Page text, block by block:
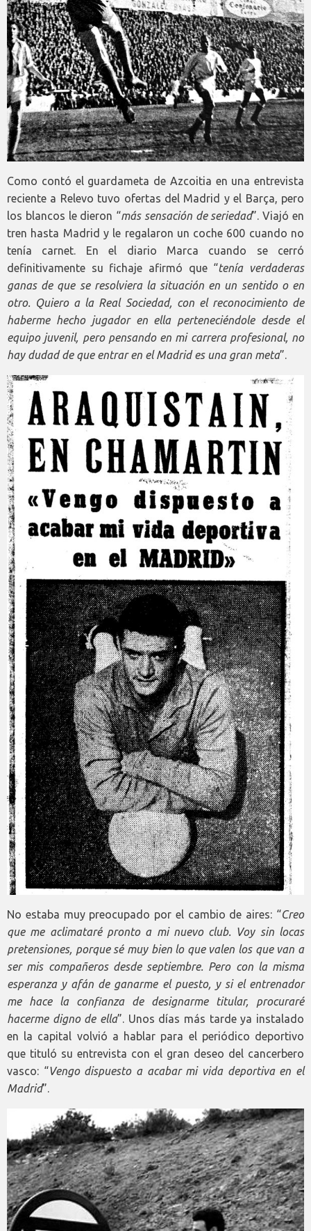
Como contó el guardameta de Azcoitia en una entrevista
reciente a Relevo tuvo ofertas del Madrid y el Barça, pero
los blancos le dieron “más sensación de seriedad”. Viajó en
tren hasta Madrid y le regalaron un coche 600 cuando no
tenía carnet. En el diario Marca cuando se cerró
definitivamente su fichaje afirmó que “tenía verdaderas
ganas de que se resolviera la situación en un sentido o en
otro. Quiero a la Real Sociedad, con el reconocimiento de
haberme hecho jugador en ella perteneciéndole desde el
equipo juvenil, pero pensando en mi carrera profesional, no
hay dudad de que entrar en el Madrid es una gran meta”.
No estaba muy preocupado por el cambio de aires: “Creo
que me aclimataré pronto a mi nuevo club. Voy sin locas
pretensiones, porque sé muy bien lo que valen los que van a
ser mis compañeros desde septiembre. Pero con la misma
esperanza y afán de ganarme el puesto, y si el entrenador
me hace la confianza de designarme titular, procuraré
hacerme digno de ella”. Unos días más tarde ya instalado
en la capital volvió a hablar para el periódico deportivo
que tituló su entrevista con el gran deseo del cancerbero
vasco: “Vengo dispuesto a acabar mi vida deportiva en el
Madrid”.